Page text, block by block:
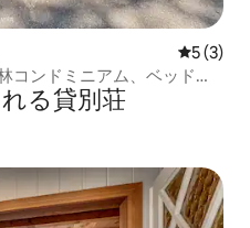
レビュー
5 (3)
コンドミニアム、ベッドル
る貸別荘